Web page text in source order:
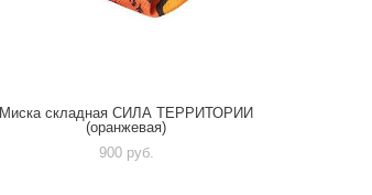
Миска складная СИЛА ТЕРРИТОРИИ
(оранжевая)
900 pуб.